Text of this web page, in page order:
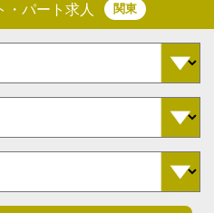
・パート求人
関東